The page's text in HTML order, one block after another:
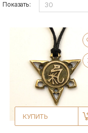
Показать:
КУПИТЬ